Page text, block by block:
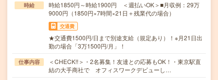
時給
時給1850円～時給1900円 ＜週払いOK＞■月収例：29万
9000円（1850円×7時間×21日＋残業代の場合）
交通費
★交通費1500円/日まで別途支給（規定あり）！※月21日出
勤の場合「3万1500円/月」！
仕事内容
＜CHECK!!＞・2名募集！友達との応募もOK！・東京駅直
結の大手商社で オフィスワークデビューし…